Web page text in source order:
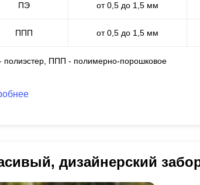
ПЭ от 0,5 до 1,5 мм
ППП от 0,5 до 1,5 мм
полиэстер, ППП - полимерно-порошковое
дизайнерский